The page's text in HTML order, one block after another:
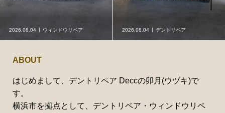
ウィンドウリペア 2026.08.04 デントリペア
ABOUT
はじめまして、デントリペア Deccの卯月(ウヅキ)で
す。
横浜市を拠点として、デントリペア・ウィンドウリペ